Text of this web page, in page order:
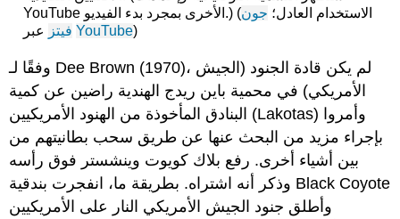
YouTube الأخرى بمجرد بدء الفيديو.) (الاستخدام العادل؛ جون
فيتز YouTube)
وفقًا لـ Dee Brown (1970)، لم يكن قادة الجنود (الجيش
الأمريكي) في محمية باين ريدج الهندية راضين عن كمية
البنادق المأخوذة من الهنود الأمريكيين (Lakotas) وأمروا
بإجراء مزيد من البحث عنها عن طريق سحب بطانيتهم من
بين أشياء أخرى. رفع بلاك كويوت وينشستر فوق رأسه
وذكر أنه اشتراه. بطريقة ما، انفجرت بندقية Black Coyote
وأطلق جنود الجيش الأمريكي النار على الأمريكيين